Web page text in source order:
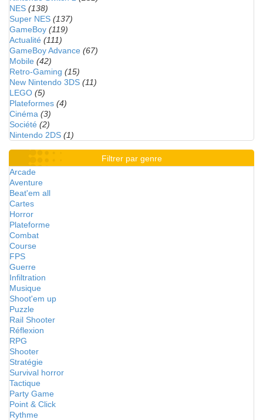
NES (138)
Super NES (137)
GameBoy (119)
Actualité (111)
GameBoy Advance (67)
Mobile (42)
Retro-Gaming (15)
New Nintendo 3DS (11)
LEGO (5)
Plateformes (4)
Cinéma (3)
Société (2)
Nintendo 2DS (1)
Filtrer par genre
Arcade
Aventure
Beat'em all
Cartes
Horror
Plateforme
Combat
Course
FPS
Guerre
Infiltration
Musique
Shoot'em up
Puzzle
Rail Shooter
Réflexion
RPG
Shooter
Stratégie
Survival horror
Tactique
Party Game
Point & Click
Rythme